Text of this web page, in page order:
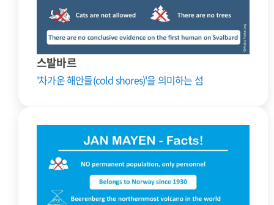
스발바르
'차가운 해안들(cold shores)'을 의미하는 섬